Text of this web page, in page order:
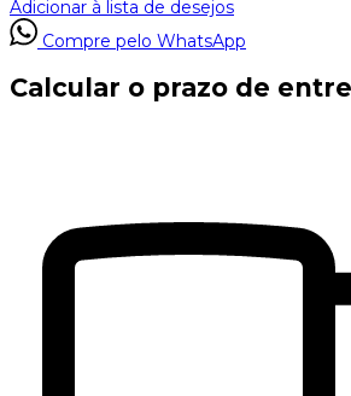
Adicionar à lista de desejos
Compre pelo WhatsApp
Calcular o prazo de